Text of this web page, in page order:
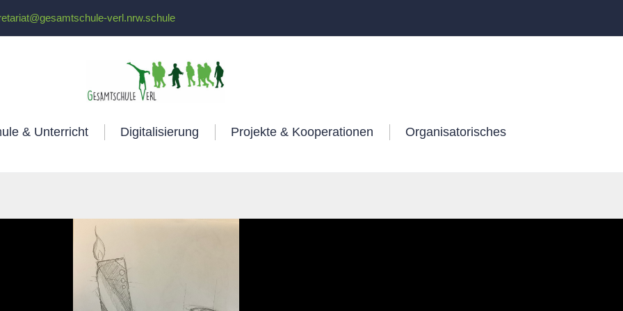
verl.nrw.schule
& Unterricht Digitalisierung Projekte & Kooperationen Organisatorisches